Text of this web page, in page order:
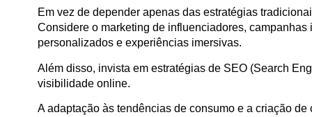
Em vez de depender apenas das estratégias
Considere o marketing de influenciadores,
personalizados e experiências imersivas.
Além disso, invista em estratégias de SEO (Search
visibilidade online.
A adaptação às tendências de consumo e a criação